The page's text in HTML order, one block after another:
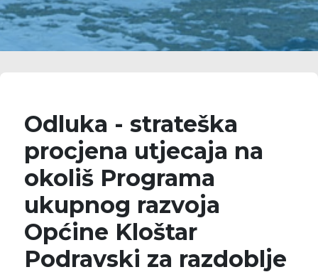
Odluka - strateška
procjena utjecaja na
okoliš Programa
ukupnog razvoja
Općine Kloštar
Podravski za razdoblje